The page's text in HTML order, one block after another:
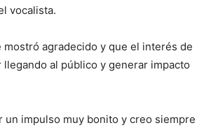
vocalista.
mostró agradecido y que el interés de
llegando al público y generar impacto
un impulso muy bonito y creo siempre